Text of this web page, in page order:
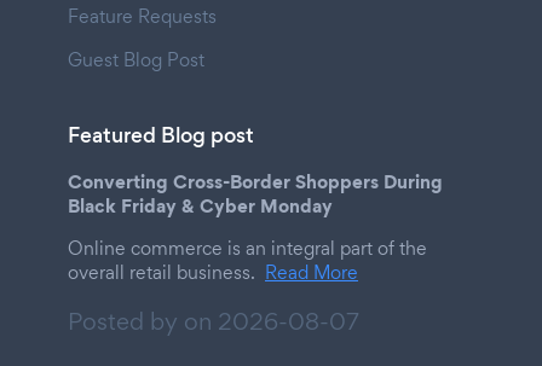
Feature Requests
Guest Blog Post
Featured Blog post
Converting Cross-Border Shoppers During
Black Friday & Cyber Monday
Online commerce is an integral part of the
overall retail business. Read More
Posted by on 2026-08-07